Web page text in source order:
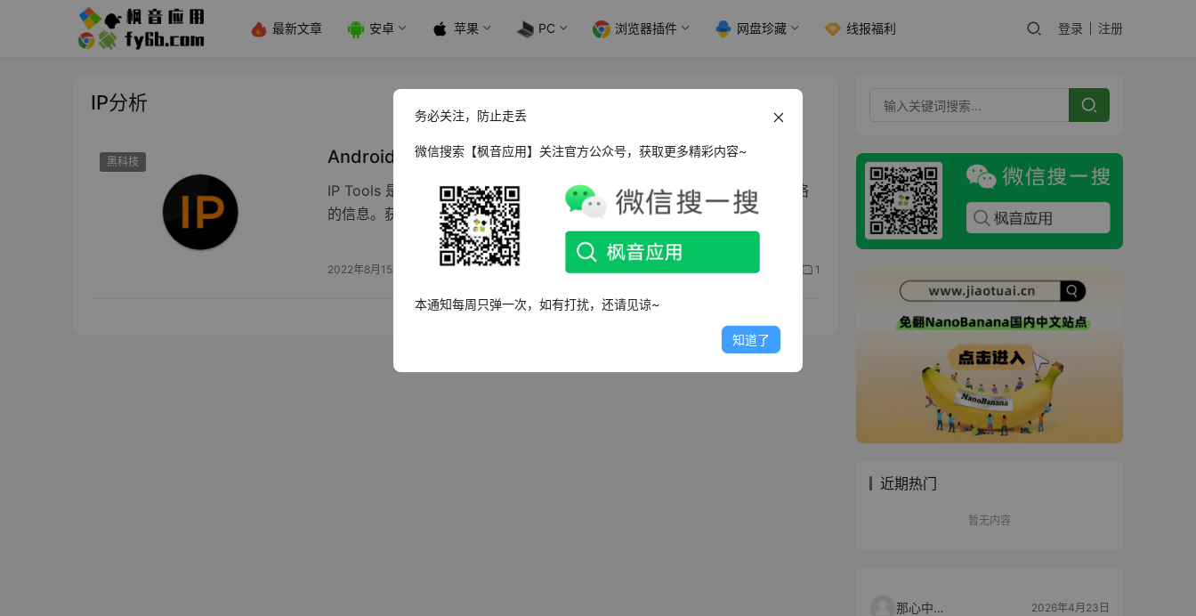
最新文章 安卓 苹果 PC 浏览器插件 网盘珍藏 线报福利 登录 注册
IP分析
黑科技 Android IP Tools IP工具_v8.34 高级版
IP Tools 是一款专业的IP地址分析软件，可以获取到IP地址、和任何连入网络
的信息。获取网站的…
2022年8月15日 1
近期热门
暂无内容
那心中的话 2026年4月23日
务必关注，防止走丢
微信搜索【枫音应用】关注官方公众号，获取更多精彩内容~
本通知每周只弹一次，如有打扰，还请见谅~
知道了